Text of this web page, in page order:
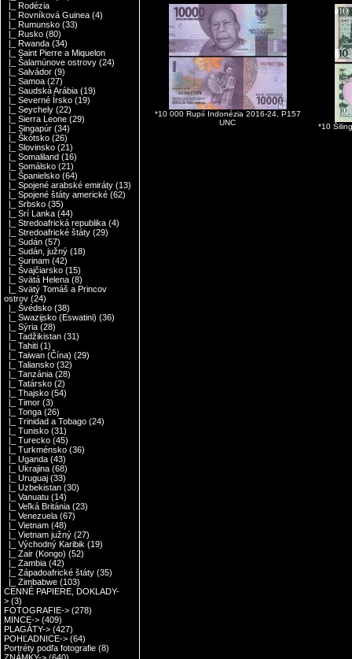
|_ Rodézia
|_ Rovníková Guinea (4)
|_ Rumunsko (33)
|_ Rusko (80)
|_ Rwanda (34)
|_ Saint Pierre a Miquelon
|_ Šalamúnove ostrovy (24)
|_ Salvádor (9)
|_ Samoa (27)
|_ Saudská Arábia (19)
|_ Severné Írsko (19)
|_ Seychely (22)
|_ Sierra Leone (29)
|_ Singapúr (34)
|_ Škótsko (26)
|_ Slovinsko (21)
|_ Somaliland (16)
|_ Somálsko (21)
|_ Španielsko (64)
|_ Spojené arabské emiráty (13)
|_ Spojené štáty americké (62)
|_ Srbsko (35)
|_ Srí Lanka (44)
|_ Stredoafrická republika (4)
|_ Stredoafrické štáty (29)
|_ Sudán (57)
|_ Sudán, južný (18)
|_ Surinam (42)
|_ Švajčiarsko (15)
|_ Svätá Helena (8)
|_ Svätý Tomáš a Princov
ostrov (24)
|_ Švédsko (38)
|_ Swazijsko (Eswatini) (36)
|_ Sýria (28)
|_ Tadžikistan (31)
|_ Tahiti (1)
|_ Taiwan (Čína) (29)
|_ Taliansko (32)
|_ Tanzánia (28)
|_ Tatársko (2)
|_ Thajsko (54)
|_ Timor (3)
|_ Tonga (26)
|_ Trinidad a Tobago (24)
|_ Tunisko (31)
|_ Turecko (45)
|_ Turkménsko (36)
|_ Uganda (43)
|_ Ukrajina (68)
|_ Uruguaj (33)
|_ Uzbekistan (30)
|_ Vanuatu (14)
|_ Veľká Británia (23)
|_ Venezuela (67)
|_ Vietnam (48)
|_ Vietnam južný (27)
|_ Východný Karibik (19)
|_ Zair (Kongo) (52)
|_ Zambia (42)
|_ Západoafrické štáty (35)
|_ Zimbabwe (103)
CENNÉ PAPIERE, DOKLADY-
> (3)
FOTOGRAFIE-> (278)
MINCE-> (409)
PLAGÁTY-> (427)
POHĽADNICE-> (64)
Portréty podľa fotografie (8)
*10 000 Rupií Indonézia 2016-24, P157
UNC
*10